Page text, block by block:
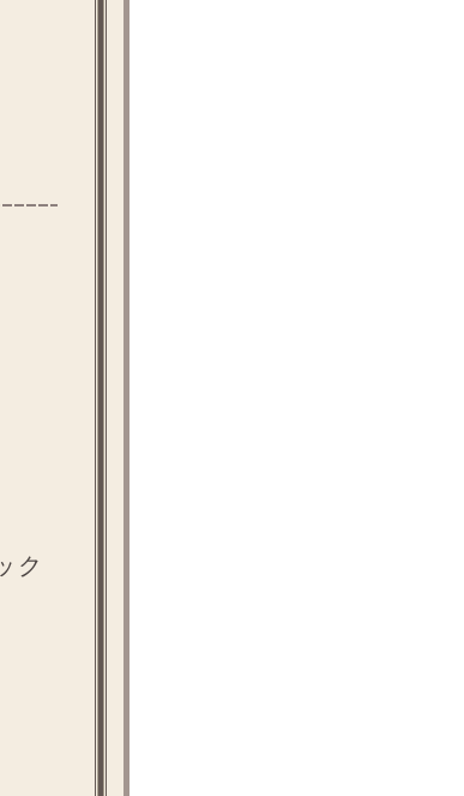
ク